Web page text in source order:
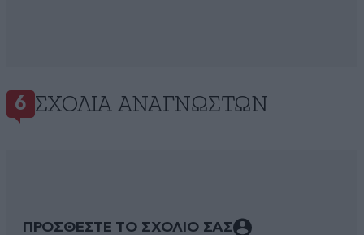
6 ΣΧΌΛΙΑ ΑΝΑΓΝΩΣΤΏΝ
ΠΡΟΣΘΕΣΤΕ ΤΟ ΣΧΟΛΙΟ ΣΑΣ